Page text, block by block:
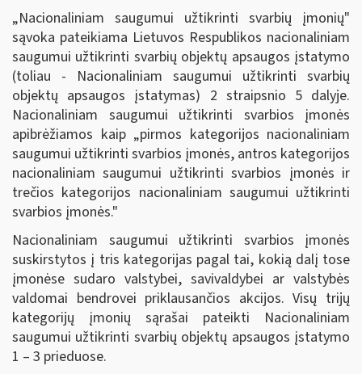
„Nacionaliniam saugumui užtikrinti svarbių įmonių"
sąvoka pateikiama Lietuvos Respublikos nacionaliniam
saugumui užtikrinti svarbių objektų apsaugos įstatymo
(toliau - Nacionaliniam saugumui užtikrinti svarbių
objektų apsaugos įstatymas) 2 straipsnio 5 dalyje.
Nacionaliniam saugumui užtikrinti svarbios įmonės
apibrėžiamos kaip „pirmos kategorijos nacionaliniam
saugumui užtikrinti svarbios įmonės, antros kategorijos
nacionaliniam saugumui užtikrinti svarbios įmonės ir
trečios kategorijos nacionaliniam saugumui užtikrinti
svarbios įmonės."
Nacionaliniam saugumui užtikrinti svarbios įmonės
suskirstytos į tris kategorijas pagal tai, kokią dalį tose
įmonėse sudaro valstybei, savivaldybei ar valstybės
valdomai bendrovei priklausančios akcijos. Visų trijų
kategorijų įmonių sąrašai pateikti Nacionaliniam
saugumui užtikrinti svarbių objektų apsaugos įstatymo
1 – 3 prieduose.